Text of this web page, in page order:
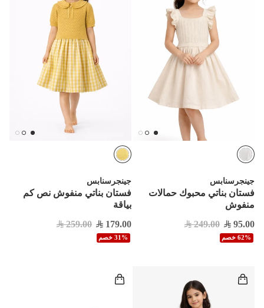
جينجرسنابس
فستان بناتي محبوك حمالات
منفوش
95.00
249.00
62% خصم
جينجرسنابس
فستان بناتي منفوش نص كم
بياقة
179.00
259.00
31% خصم